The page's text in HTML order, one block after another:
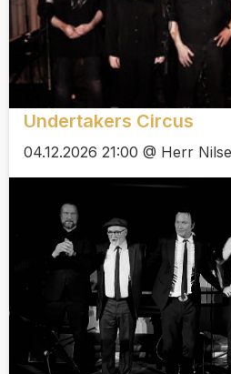
Undertakers Circus
04.12.2026 21:00 @ Herr